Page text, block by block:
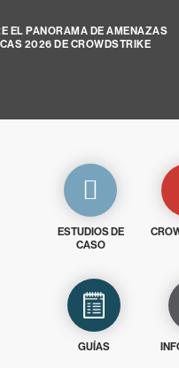
EL PANORAMA DE AMENAZAS
2026 DE CROWDSTRIKE
ESTUDIOS DE
CASO
GUÍAS